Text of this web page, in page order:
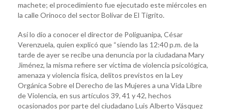
machete; el procedimiento fue ejecutado este miércoles en
la calle Orinoco del sector Bolívar de El Tigrito.
Así lo dio a conocer el director de Poliguanipa, César
Verenzuela, quien explicó que “siendo las 12:40 p.m. de la
tarde de ayer se recibe una denuncia por la ciudadana Mary
Jiménez, la misma refiere ser víctima de violencia psicológica,
amenaza y violencia física, delitos previstos en la Ley
Orgánica Sobre el Derecho de las Mujeres a una Vida Libre
de Violencia, en sus artículos 39, 41 y 42, hechos
ocasionados por parte del ciudadano Luis Alberto Vásquez